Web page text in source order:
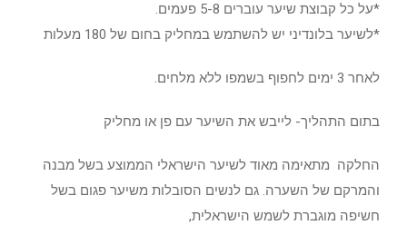
*על כל קבוצת שיער עוברים 5-8 פעמים.
*לשיער בלונדיני יש להשתמש במחליק בחום של 180 מעלות
לאחר 3 ימים לחפוף בשמפו ללא מלחים.
בתום התהליך- לייבש את השיער עם פן או מחליק
החלקה מתאימה מאוד לשיער הישראלי הממוצע בשל מבנה
והמרקם של השערה. גם לנשים הסובלות משיער פגום בשל
חשיפה מוגברת לשמש הישראלית,